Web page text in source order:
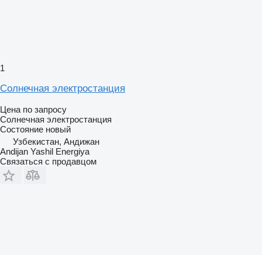
1
Солнечная электростанция
Цена по запросу
Солнечная электростанция
Состояние новый
Узбекистан, Андижан
Andijan Yashil Energiya
Связаться с продавцом